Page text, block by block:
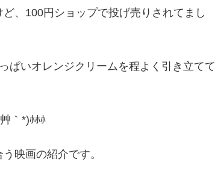
、100円ショップで投げ売りされてまし
いオレンジクリームを程よく引き立てて
｀*)ﾎﾎﾎ
映画の紹介です。